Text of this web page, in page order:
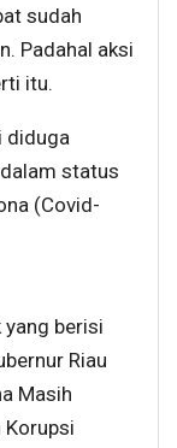
sudah
Padahal aksi
itu.
diduga
status
(Covid-
yang berisi
Riau
Masih
Korupsi